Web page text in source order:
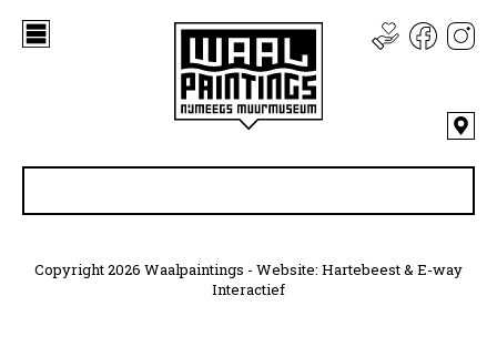
Copyright 2026 Waalpaintings - Website: Hartebeest& E-way
Interactief